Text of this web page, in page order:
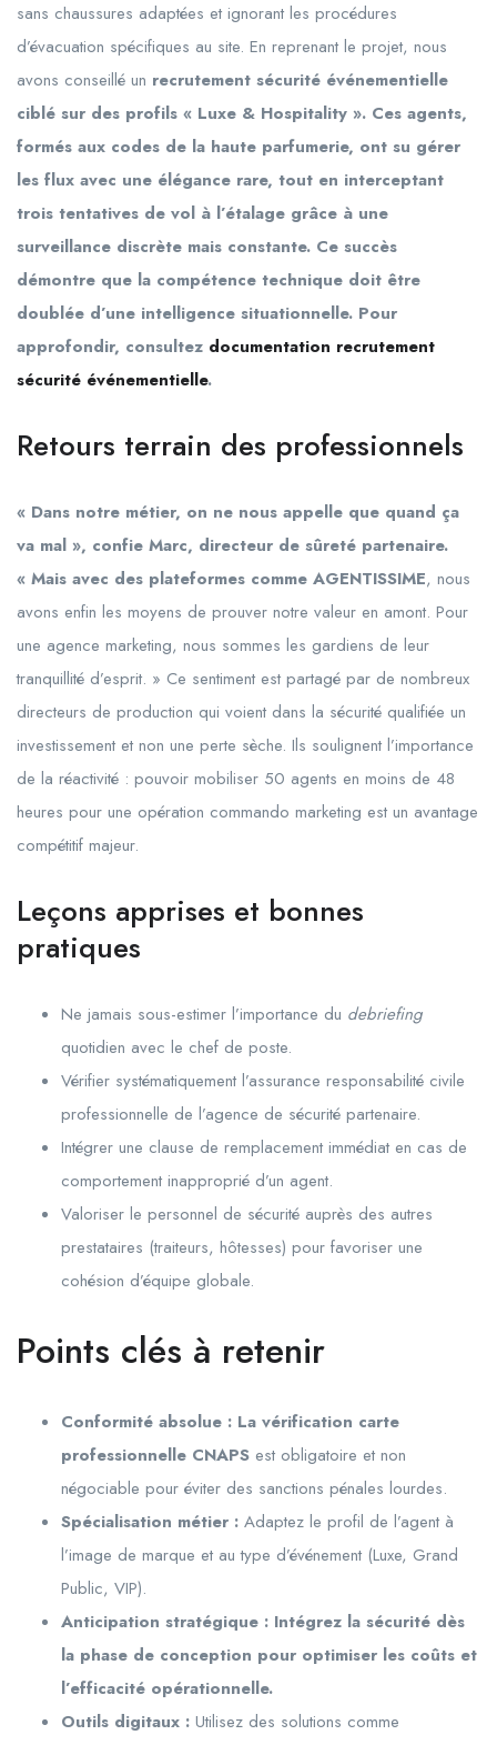
sans chaussures adaptées et ignorant les procédures
d’évacuation spécifiques au site. En reprenant le projet, nous
avons conseillé un recrutement sécurité événementielle
ciblé sur des profils « Luxe & Hospitality ». Ces agents,
formés aux codes de la haute parfumerie, ont su gérer
les flux avec une élégance rare, tout en interceptant
trois tentatives de vol à l’étalage grâce à une
surveillance discrète mais constante. Ce succès
démontre que la compétence technique doit être
doublée d’une intelligence situationnelle. Pour
approfondir, consultez documentation recrutement
sécurité événementielle.
Retours terrain des professionnels
« Dans notre métier, on ne nous appelle que quand ça
va mal », confie Marc, directeur de sûreté partenaire.
« Mais avec des plateformes comme AGENTISSIME, nous
avons enfin les moyens de prouver notre valeur en amont. Pour
une agence marketing, nous sommes les gardiens de leur
tranquillité d’esprit. » Ce sentiment est partagé par de nombreux
directeurs de production qui voient dans la sécurité qualifiée un
investissement et non une perte sèche. Ils soulignent l’importance
de la réactivité : pouvoir mobiliser 50 agents en moins de 48
heures pour une opération commando marketing est un avantage
compétitif majeur.
Leçons apprises et bonnes
pratiques
Ne jamais sous-estimer l’importance du debriefing
quotidien avec le chef de poste.
Vérifier systématiquement l’assurance responsabilité civile
professionnelle de l’agence de sécurité partenaire.
Intégrer une clause de remplacement immédiat en cas de
comportement inapproprié d’un agent.
Valoriser le personnel de sécurité auprès des autres
prestataires (traiteurs, hôtesses) pour favoriser une
cohésion d’équipe globale.
Points clés à retenir
Conformité absolue : La vérification carte
professionnelle CNAPS est obligatoire et non
négociable pour éviter des sanctions pénales lourdes.
Spécialisation métier : Adaptez le profil de l’agent à
l’image de marque et au type d’événement (Luxe, Grand
Public, VIP).
Anticipation stratégique : Intégrez la sécurité dès
la phase de conception pour optimiser les coûts et
l’efficacité opérationnelle.
Outils digitaux : Utilisez des solutions comme